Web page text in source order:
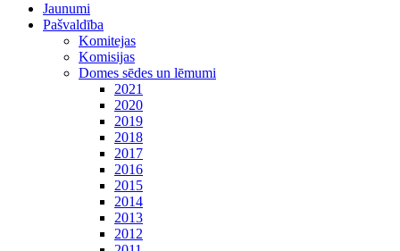
Jaunumi
Pašvaldība
Komitejas
Komisijas
Domes sēdes un lēmumi
2021
2020
2019
2018
2017
2016
2015
2014
2013
2012